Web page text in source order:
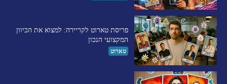
פריסת טארוט לקריירה: למצוא את הכיוון
המקצועי הנכון
טארוט